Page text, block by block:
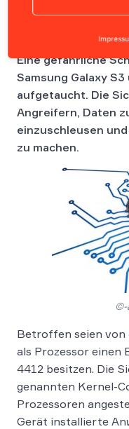
Eine gefährliche
Samsung Galaxy
aufgetaucht. Die
Angreifern, Daten
einzuschleusen
zu machen.
©-
Betroffen seien von
als Prozessor einen
4412 besitzen. Die
genannten Kernel-
Prozessoren
Gerät installierte